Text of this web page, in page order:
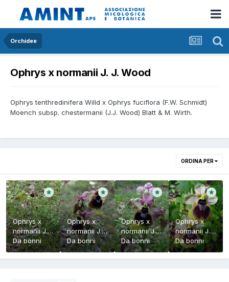
Orchidee
Ophrys x normanii J. J. Wood
Ophrys tenthredinifera Willd x Ophrys fuciflora (F.W. Schmidt)
Moench subsp. chestermanii (J.J. Wood) Blatt & M. Wirth.
ORDINA PER
Ophrys x
normanii J.
J. Wood
Dabonni
Ophrys x
normanii J.
J. Wood
Da bonni
Ophrys x
normanii J.
J. Wood
Dabonni
Ophrys x
normanii J.
J. Wood
Dabonni